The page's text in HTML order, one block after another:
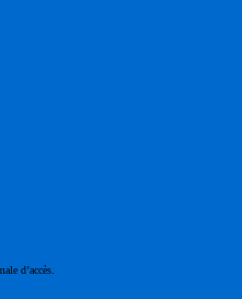
d’accès.